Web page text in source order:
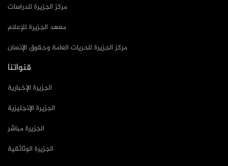
مركز الجزيرة للدراسات
معهد الجزيرة للإعلام
مركز الجزيرة للحريات العامة وحقوق الإنسان
قنواتنا
الجزيرة الإخبارية
الجزيرة الإنجليزية
الجزيرة مباشر
الجزيرة الوثائقية